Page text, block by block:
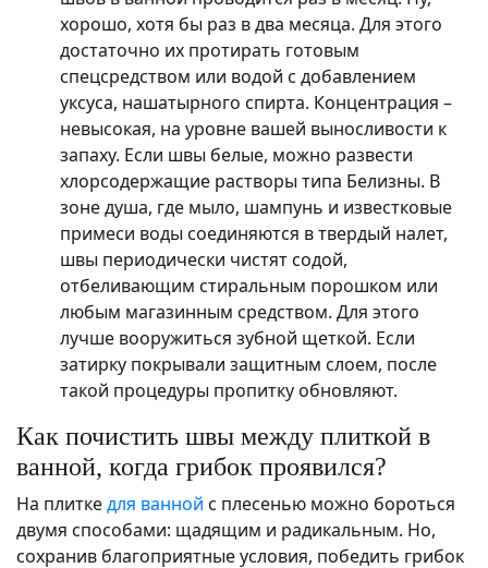
хорошо, хотя бы раз в два месяца. Для этого
достаточно их протирать готовым
спецсредством или водой с добавлением
уксуса, нашатырного спирта. Концентрация –
невысокая, на уровне вашей выносливости к
запаху. Если швы белые, можно развести
хлорсодержащие растворы типа Белизны. В
зоне душа, где мыло, шампунь и известковые
примеси воды соединяются в твердый налет,
швы периодически чистят содой,
отбеливающим стиральным порошком или
любым магазинным средством. Для этого
лучше вооружиться зубной щеткой. Если
затирку покрывали защитным слоем, после
такой процедуры пропитку обновляют.
Как почистить швы между плиткой в
ванной, когда грибок проявился?
На плиткедля ванной с плесенью можно бороться
двумя способами: щадящим и радикальным. Но,
сохранив благоприятные условия, победить грибок